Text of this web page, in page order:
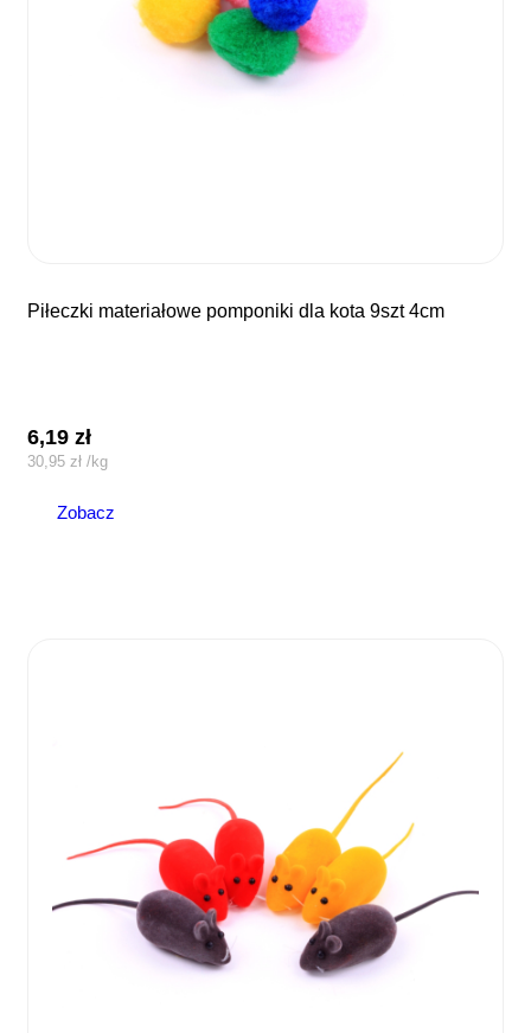
piłeczki materiałowe pomponiki dla kota 9szt 4cm
6,19zł
30,95 zł /kg
Zobacz